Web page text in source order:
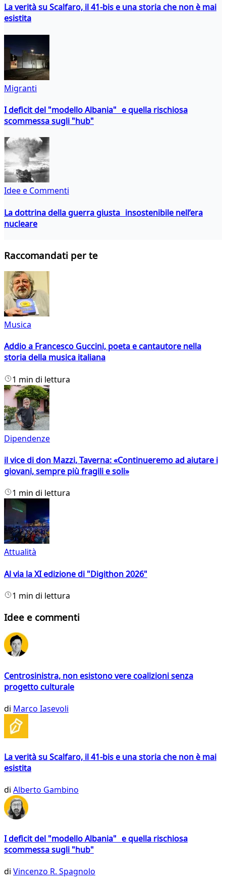
La verità su Scalfaro, il 41-bis e una storia che non è mai
esistita
Migranti
I deficit del "modello Albania" e quella rischiosa
scommessa sugli "hub"
Idee e Commenti
La dottrina della guerra giusta insostenibile nell’era
nucleare
Raccomandati per te
Musica
Addio a Francesco Guccini, poeta e cantautore nella
storia della musica italiana
1 min di lettura
Dipendenze
il vice di don Mazzi, Taverna: «Continueremo ad aiutare i
giovani, sempre più fragili e soli»
1 min di lettura
Attualità
Al via la XI edizione di "Digithon 2026"
1 min di lettura
Idee e commenti
Centrosinistra, non esistono vere coalizioni senza
progetto culturale
di Marco Iasevoli
La verità su Scalfaro, il 41-bis e una storia che non è mai
esistita
di Alberto Gambino
I deficit del "modello Albania" e quella rischiosa
scommessa sugli "hub"
di Vincenzo R. Spagnolo